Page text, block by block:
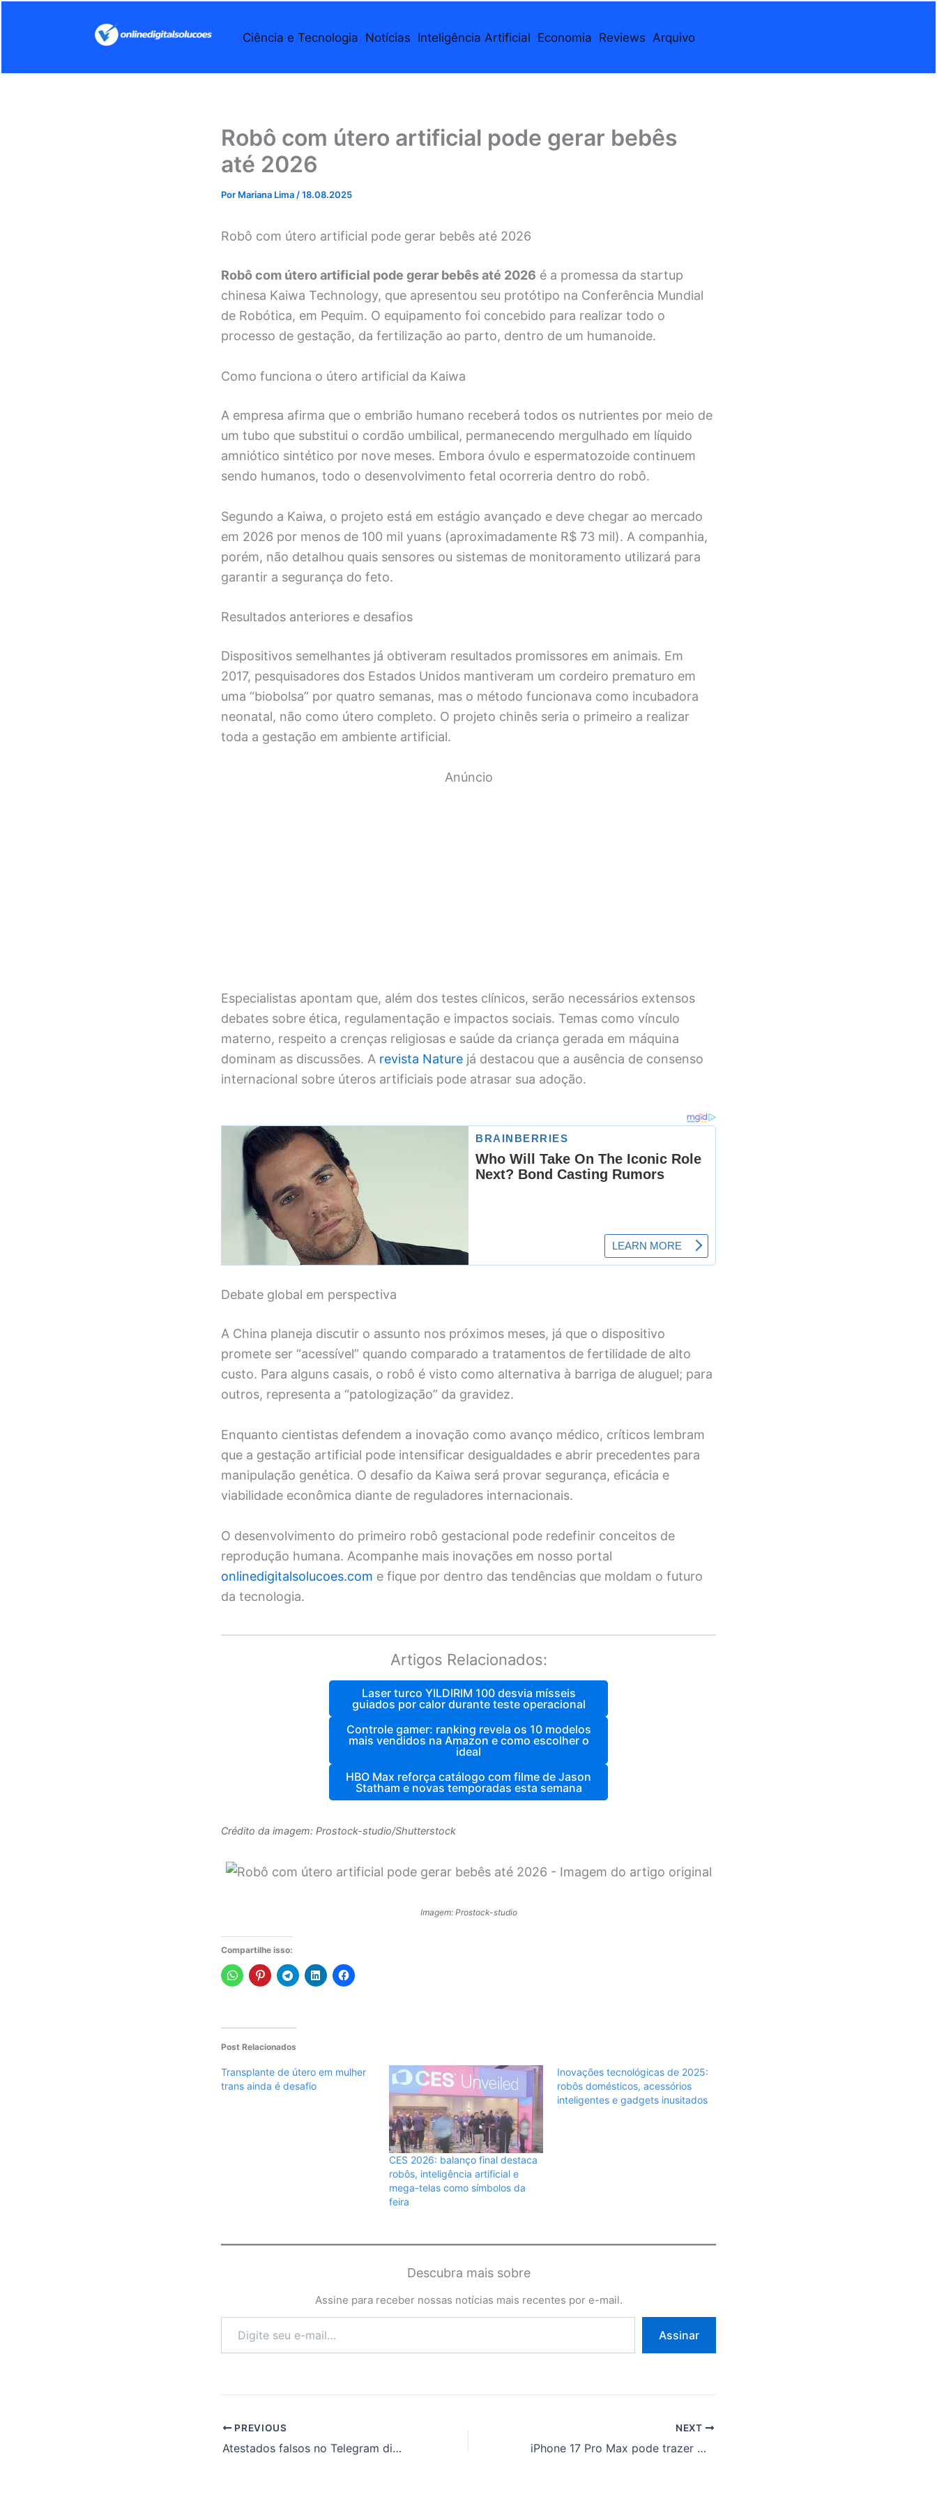
conteúdo
Ciência e Tecnologia Notícias Inteligência Artificial Economia Reviews Arquivo
Robô com útero artificial pode gerar bebês
até 2026
Por Mariana Lima /18.08.2025
Robô com útero artificial pode gerar bebês até 2026
Robô com útero artificial pode gerar bebês até 2026 é a promessa da startup
chinesa Kaiwa Technology, que apresentou seu protótipo na Conferência Mundial
de Robótica, em Pequim. O equipamento foi concebido para realizar todo o
processo de gestação, da fertilização ao parto, dentro de um humanoide.
Como funciona o útero artificial da Kaiwa
A empresa afirma que o embrião humano receberá todos os nutrientes por meio de
um tubo que substitui o cordão umbilical, permanecendo mergulhado em líquido
amniótico sintético por nove meses. Embora óvulo e espermatozoide continuem
sendo humanos, todo o desenvolvimento fetal ocorreria dentro do robô.
Segundo a Kaiwa, o projeto está em estágio avançado e deve chegar ao mercado
em 2026 por menos de 100 mil yuans (aproximadamente R$ 73 mil). A companhia,
porém, não detalhou quais sensores ou sistemas de monitoramento utilizará para
garantir a segurança do feto.
Resultados anteriores e desafios
Dispositivos semelhantes já obtiveram resultados promissores em animais. Em
2017, pesquisadores dos Estados Unidos mantiveram um cordeiro prematuro em
uma “biobolsa” por quatro semanas, mas o método funcionava como incubadora
neonatal, não como útero completo. O projeto chinês seria o primeiro a realizar
toda a gestação em ambiente artificial.
Anúncio
Especialistas apontam que, além dos testes clínicos, serão necessários extensos
debates sobre ética, regulamentação e impactos sociais. Temas como vínculo
materno, respeito a crenças religiosas e saúde da criança gerada em máquina
dominam as discussões. A revista Nature já destacou que a ausência de consenso
internacional sobre úteros artificiais pode atrasar sua adoção.
Debate global em perspectiva
A China planeja discutir o assunto nos próximos meses, já que o dispositivo
promete ser “acessível” quando comparado a tratamentos de fertilidade de alto
custo. Para alguns casais, o robô é visto como alternativa à barriga de aluguel; para
outros, representa a “patologização” da gravidez.
Enquanto cientistas defendem a inovação como avanço médico, críticos lembram
que a gestação artificial pode intensificar desigualdades e abrir precedentes para
manipulação genética. O desafio da Kaiwa será provar segurança, eficácia e
viabilidade econômica diante de reguladores internacionais.
O desenvolvimento do primeiro robô gestacional pode redefinir conceitos de
reprodução humana. Acompanhe mais inovações em nosso portal
onlinedigitalsolucoes.com e fique por dentro das tendências que moldam o futuro
da tecnologia.
Artigos Relacionados:
Laser turco YILDIRIM 100 desvia mísseis
guiados por calor durante teste operacional
Controle gamer: ranking revela os 10 modelos
mais vendidos na Amazon e como escolher o
ideal
HBO Max reforça catálogo com filme de Jason
Statham e novas temporadas esta semana
Crédito da imagem: Prostock-studio/Shutterstock
Imagem: Prostock-studio
Compartilhe isso:
Post Relacionados
Transplante de útero em mulher
trans ainda é desafio
CES 2026: balanço final destaca
robôs, inteligência artificial e
mega-telas como símbolos da
feira
Inovações tecnológicas de 2025:
robôs domésticos, acessórios
inteligentes e gadgets inusitados
Descubra mais sobre
Assine para receber nossas notícias mais recentes por e-mail.
e-
Assinar
PREVIOUS
Atestados falsos no Telegram disparam 20 vezes, diz estudo
NEXT
iPhone 17 Pro Max pode trazer melhor câmera telefoto